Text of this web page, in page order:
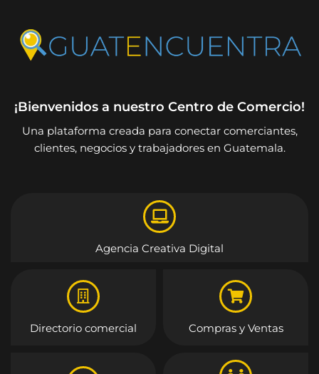
¡Bienvenidos a nuestro Centro de Comercio!
Una plataforma creada para conectar comerciantes,
clientes, negocios y trabajadores en Guatemala.
Agencia Creativa Digital
Directorio comercial Compras y Ventas